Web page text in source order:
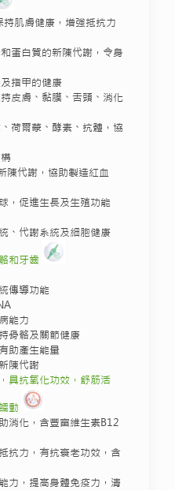
肌膚健康，增強抵抗力
蛋白質的新陳代謝，令身
指甲的健康
皮膚、黏膜、舌頭、消化
荷爾蒙、酵素、抗體，協
陳代謝，協助製造紅血
，促進生長及生殖功能
、代謝系統及細胞健康
和牙齒
傳導功能
能力
骨骼及關節健康
助產生能量
陳代謝
具抗氧化功效，舒筋活
動
消化，含豐富維生素B12
抗力，有抗衰老功效，含
力，提高身體免疫力，清